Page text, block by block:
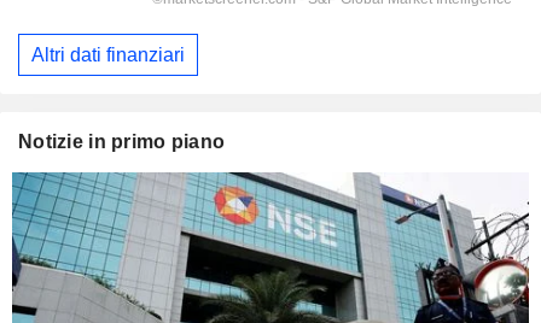
Altri dati finanziari
Notizie in primo piano